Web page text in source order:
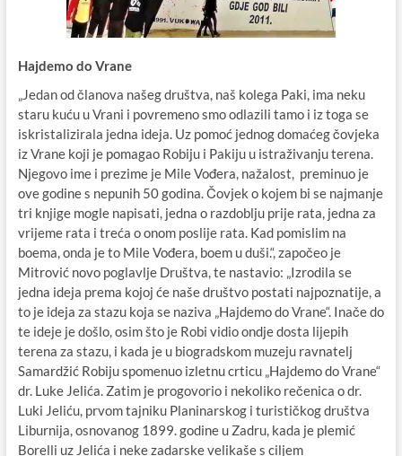
Hajdemo do Vrane
„Jedan od članova našeg društva, naš kolega Paki, ima neku
staru kuću u Vrani i povremeno smo odlazili tamo i iz toga se
iskristalizirala jedna ideja. Uz pomoć jednog domaćeg čovjeka
iz Vrane koji je pomagao Robiju i Pakiju u istraživanju terena.
Njegovo ime i prezime je Mile Vođera, nažalost, preminuo je
ove godine s nepunih 50 godina. Čovjek o kojem bi se najmanje
tri knjige mogle napisati, jedna o razdoblju prije rata, jedna za
vrijeme rata i treća o onom poslije rata. Kad pomislim na
boema, onda je to Mile Vođera, boem u duši.“, započeo je
Mitrović novo poglavlje Društva, te nastavio: „Izrodila se
jedna ideja prema kojoj će naše društvo postati najpoznatije, a
to je ideja za stazu koja se naziva „Hajdemo do Vrane“. Inače do
te ideje je došlo, osim što je Robi vidio ondje dosta lijepih
terena za stazu, i kada je u biogradskom muzeju ravnatelj
Samardžić Robiju spomenuo izletnu crticu „Hajdemo do Vrane“
dr. Luke Jelića. Zatim je progovorio i nekoliko rečenica o dr.
Luki Jeliću, prvom tajniku Planinarskog i turističkog društva
Liburnija, osnovanog 1899. godine u Zadru, kada je plemić
Borelli uz Jelića i neke zadarske velikaše s ciljem